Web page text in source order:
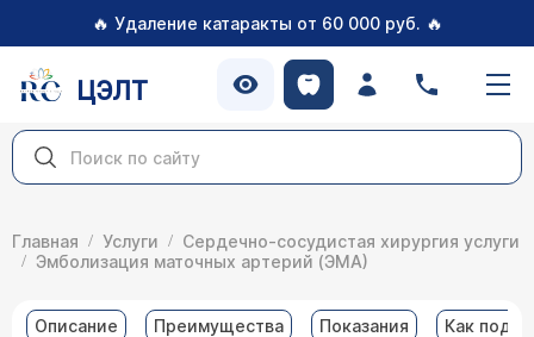
🔥 Удаление катаракты от 60 000 руб. 🔥
ЦЭЛТ
Главная Услуги
Сердечно-сосудистая хирургия услуги
Эмболизация маточных артерий (ЭМА)
Описание Преимущества Показания Как